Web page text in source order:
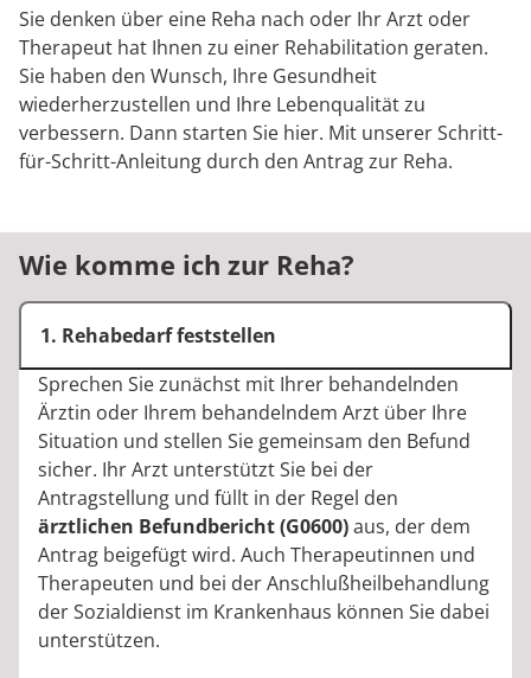
Karriere
Sie denken über eine Reha nach oder Ihr Arzt oder
Therapeut hat Ihnen zu einer Rehabilitation geraten.
Sie haben den Wunsch, Ihre Gesundheit
wiederherzustellen und Ihre Lebenqualität zu
verbessern. Dann starten Sie hier. Mit unserer Schritt-
für-Schritt-Anleitung durch den Antrag zur Reha.
Wie komme ich zur Reha?
1. Rehabedarf feststellen
Sprechen Sie zunächst mit Ihrer behandelnden
Ärztin oder Ihrem behandelndem Arzt über Ihre
Situation und stellen Sie gemeinsam den Befund
sicher. Ihr Arzt unterstützt Sie bei der
Antragstellung und füllt in der Regel den
ärztlichen Befundbericht (G0600)aus, der dem
Antrag beigefügt wird. Auch Therapeutinnen und
Therapeuten und bei der Anschlußheilbehandlung
der Sozialdienst im Krankenhaus können Sie dabei
unterstützen.